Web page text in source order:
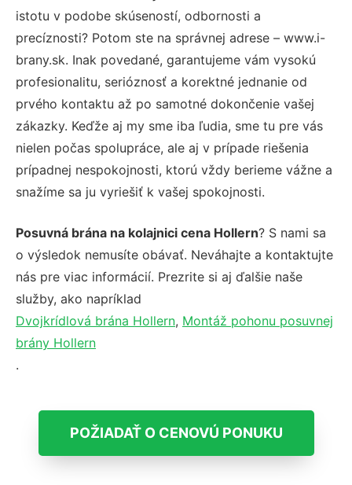
istotu v podobe skúseností, odbornosti a
precíznosti? Potom ste na správnej adrese – www.i-
brany.sk. Inak povedané, garantujeme vám vysokú
profesionalitu, serióznosť a korektné jednanie od
prvého kontaktu až po samotné dokončenie vašej
zákazky. Keďže aj my sme iba ľudia, sme tu pre vás
nielen počas spolupráce, ale aj v prípade riešenia
prípadnej nespokojnosti, ktorú vždy berieme vážne a
snažíme sa ju vyriešiť k vašej spokojnosti.
Posuvná brána na kolajnici cena Hollern? S nami sa
o výsledok nemusíte obávať. Neváhajte a kontaktujte
nás pre viac informácií. Prezrite si aj ďalšie naše
služby, ako napríklad
Dvojkrídlová brána Hollern, Montáž pohonu posuvnej
brány Hollern
.
POŽIADAŤ O CENOVÚ PONUKU